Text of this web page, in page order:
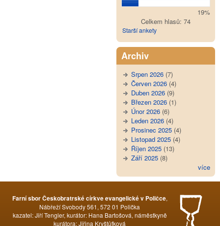
19%
Celkem hlasů: 74
Starší ankety
Archiv
Srpen 2026(7)
Červen 2026(4)
Duben 2026(9)
Březen 2026(1)
Únor 2026(6)
Leden 2026(4)
Prosinec 2025(4)
Listopad 2025(4)
Říjen 2025(13)
Září 2025(8)
více
Farní sbor Českobratrské církve evangelické v Poličce,
Nábřeží Svobody 561, 572 01 Polička
kazatel: Jiří Tengler, kurátor: Hana Bartošová, náměstkyně
kurátora: Jiřina Kryštůfková